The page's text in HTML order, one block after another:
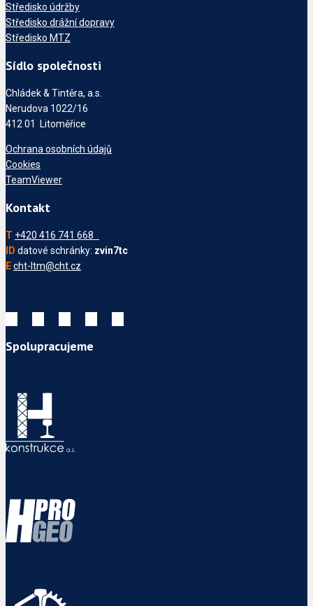
Středisko údržby
Středisko drážní dopravy
Středisko MTZ
Sídlo společnosti
Chládek & Tintěra, a.s.
Nerudova 1022/16
412 01 Litoměřice
Ochrana osobních údajů
Cookies
TeamViewer
Kontakt
T +420 416 741 668
ID datové schránky: zvin7tc
Echt-ltm@cht.cz
Spolupracujeme